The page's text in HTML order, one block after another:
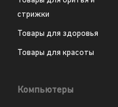
стрижки
Товары для здоровья
Товары для красоты
Компьютеры